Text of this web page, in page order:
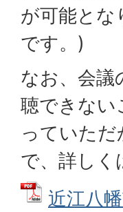
が可能とな
です。)
なお、会議
聴できない
っていた
で、詳しく
近江八